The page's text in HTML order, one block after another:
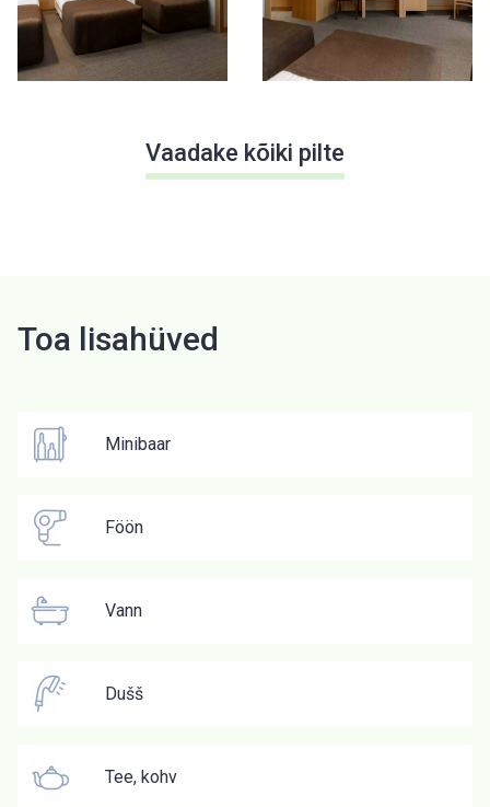
Vaadake kõiki pilte
Toa lisahüved
Minibaar
Föön
Vann
Dušš
Tee, kohv